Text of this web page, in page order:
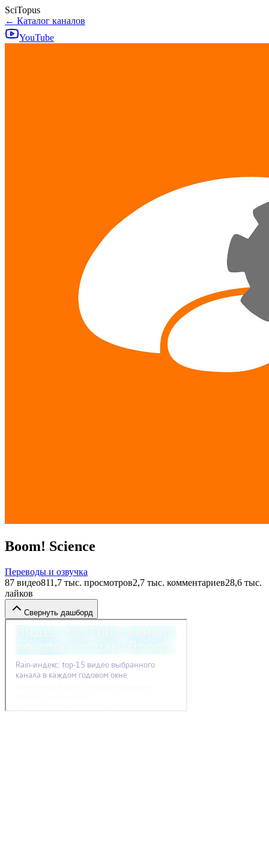
SciTopus
← Каталог каналов
YouTube
Boom! Science
Переводы и озвучка
87 видео811,7 тыс. просмотров2,7 тыс. комментариев28,6 тыс.
лайков
Свернуть дашборд